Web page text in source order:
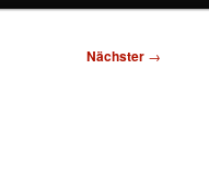
Nächster →